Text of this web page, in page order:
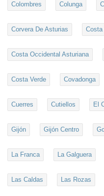
Colombres Colunga
Corvera De Asturias Costa
Costa Occidental Asturiana
Costa Verde Covadonga
Cuerres Cutiellos El
Gijón Gijón Centro
La Franca La Galguera
Las Caldas Las Rozas